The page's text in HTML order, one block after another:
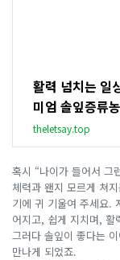
활력 넘치는 일
미엄 솔잎증류
theletsay.top
혹시 “나이가 들어서 그
체력과 왠지 모르게 쳐
기에 귀 기울여 주세요.
어지고, 쉽게 지치며, 활
그러다 솔잎이 좋다는
만나게 되었죠.